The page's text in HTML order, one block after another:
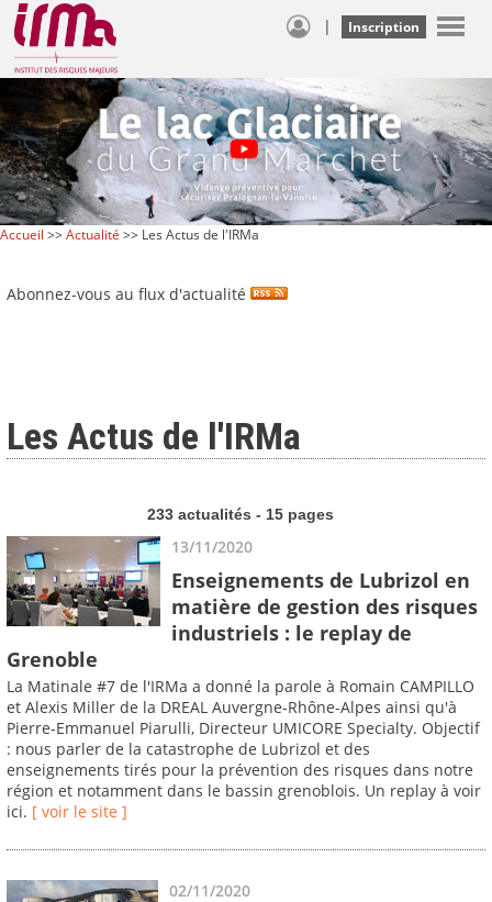
| Inscription
Accueil >>Actualité >> Les Actus de l'IRMa
Abonnez-vous au flux d'actualité
Les Actus de l'IRMa
233 actualités - 15 pages
13/11/2020
Enseignements de Lubrizol en
matière de gestion des risques
industriels : le replay de
Grenoble
La Matinale #7 de l'IRMa a donné la parole à Romain CAMPILLO
et Alexis Miller de la DREAL Auvergne-Rhône-Alpes ainsi qu'à
Pierre-Emmanuel Piarulli, Directeur UMICORE Specialty. Objectif
: nous parler de la catastrophe de Lubrizol et des
enseignements tirés pour la prévention des risques dans notre
région et notamment dans le bassin grenoblois. Un replay à voir
ici. [ voir le site ]
02/11/2020